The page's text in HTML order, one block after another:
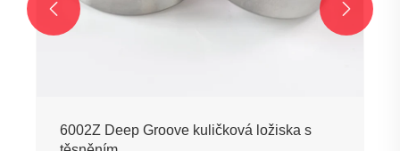
6002Z Deep Groove kuličková ložiska s
 